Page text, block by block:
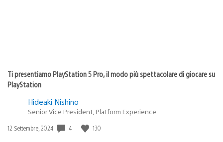
Ti presentiamo PlayStation 5 Pro, il modo più spettacolare di giocare su
PlayStation
Hideaki Nishino
Senior Vice President, Platform Experience
Data
12 Settembre, 2024 4 130